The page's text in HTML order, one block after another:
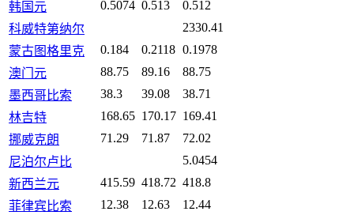
韩国元 0.5074 0.513
0.512
科威特第纳尔
2330.41
蒙古图格里克
0.184 0.2118 0.1978
澳门元
88.75 89.16
88.75
墨西哥比索
38.3 39.08
38.71
林吉特
168.65 170.17 169.41
挪威克朗
71.29 71.87
72.02
尼泊尔卢比
5.0454
新西兰元
415.59 418.72 418.8
菲律宾比索
12.38 12.63
12.44